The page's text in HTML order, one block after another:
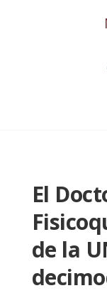
El
de la